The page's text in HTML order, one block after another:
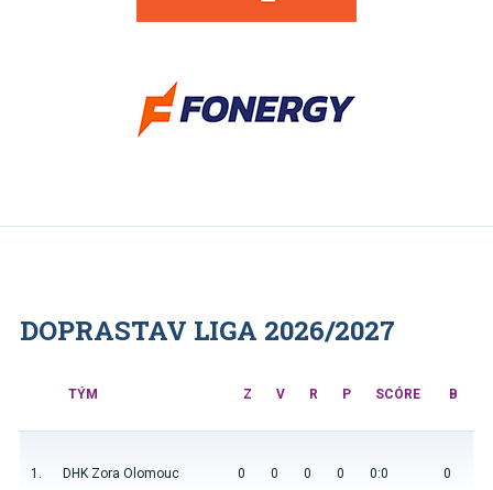
DOPRASTAV LIGA 2026/2027
TÝM Z V R P SCÓRE B
1. DHK Zora Olomouc 0 0 0 0 0:0 0